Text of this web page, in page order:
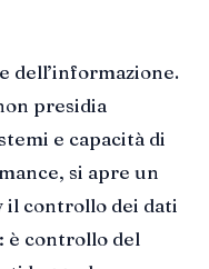
dell’informazione.
presidia
e capacità di
si apre un
il controllo dei dati
è controllo del